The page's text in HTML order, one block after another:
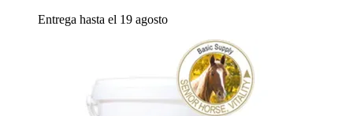
Entrega hasta el 19 agosto